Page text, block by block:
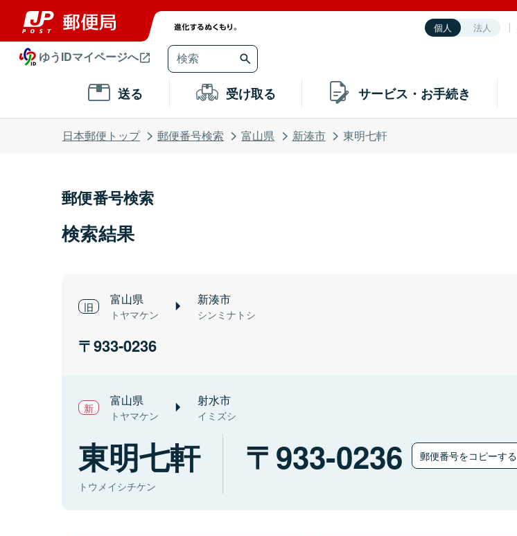
個人 法人
ゆうIDマイページへ
送る 受け取る サービス・お手続き
日本郵便トップ 郵便番号検索 富山県 新湊市 東明七軒
郵便番号検索
検索結果
富山県
トヤマケン
新湊市
シンミナトシ
933-0236
富山県
トヤマケン
射水市
イミズシ
東明七軒
トウメイシチケン
933-0236 郵便番号をコピーする